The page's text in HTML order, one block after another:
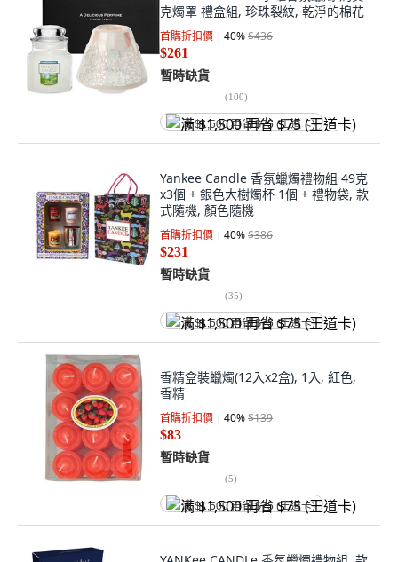
克燭罩 禮盒組, 珍珠裂紋, 乾淨的棉花
首購折扣價 40%$436
$261
暫時缺貨
(100)
满 $1,500 再省 $75 (王道卡)
Yankee Candle 香氛蠟燭禮物組 49克
x3個 + 銀色大樹燭杯 1個 + 禮物袋, 款
式隨機, 顏色隨機
首購折扣價 40%$386
$231
暫時缺貨
(35)
满 $1,500 再省 $75 (王道卡)
香精盒裝蠟燭(12入x2盒), 1入, 紅色,
香精
首購折扣價 40%$139
$83
暫時缺貨
(5)
满 $1,500 再省 $75 (王道卡)